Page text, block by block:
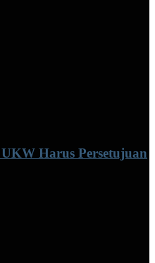
Harus Persetujuan